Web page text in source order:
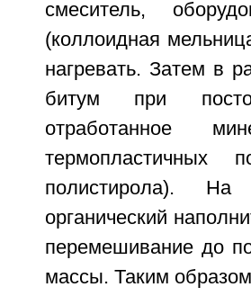
смеситель,
(коллоидная
нагревать. Затем в
битум при
отработанное
термопластичных
полистирола).
органический
перемешивание до
массы. Таким образом